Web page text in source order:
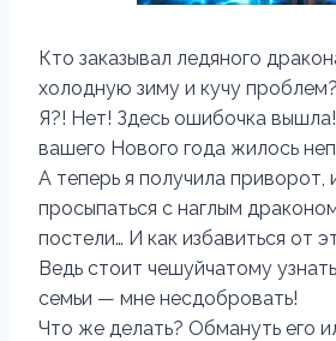
Кто заказывал ледяного
холодную зиму и кучу проблем?
Я?! Нет! Здесь ошибочка
вашего Нового года жилось
А теперь я получила приворот,
просыпаться с наглым
постели… И как избавиться от
Ведь стоит чешуйчатому
семьи — мне несдобровать!
Что же делать? Обмануть его